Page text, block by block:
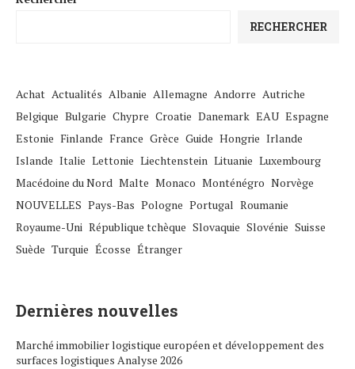
RECHERCHER
Achat Actualités Albanie Allemagne Andorre Autriche
Belgique Bulgarie Chypre Croatie Danemark EAU Espagne
Estonie Finlande France Grèce Guide Hongrie Irlande
Islande Italie Lettonie Liechtenstein Lituanie Luxembourg
Macédoine du Nord Malte Monaco Monténégro Norvège
NOUVELLES Pays-Bas Pologne Portugal Roumanie
Royaume-Uni République tchèque Slovaquie Slovénie Suisse
Suède Turquie Écosse Étranger
Dernières nouvelles
Marché immobilier logistique européen et développement des
surfaces logistiques Analyse 2026